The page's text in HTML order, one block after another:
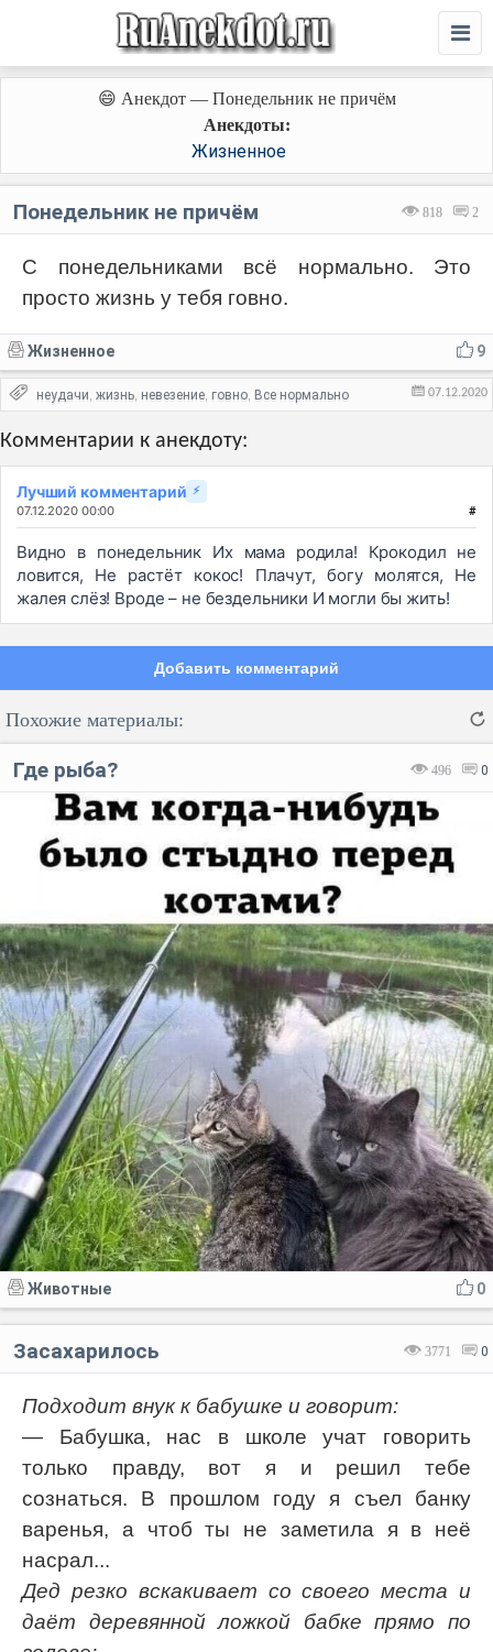
😄 Анекдот — Понедельник не причём
Анекдоты:
Жизненное
818 2
Понедельник не причём
С понедельниками всё нормально. Это
просто жизнь у тебя говно.
9
Жизненное
07.12.2020
неудачи, жизнь, невезение, говно, Все нормально
Комментарии к анекдоту:
Лучший комментарий ⚡
07.12.2020 00:00 #
Видно в понедельник Их мама родила! Крокодил не
ловится, Не растёт кокос! Плачут, богу молятся, Не
жалея слёз! Вроде – не бездельники И могли бы жить!
Добавить комментарий
Отмена Отправить
Похожие материалы:
496 0
Где рыба?
0
Животные
3771 0
Засахарилось
Подходит внук к бабушке и говорит:
— Бабушка, нас в школе учат говорить
только правду, вот я и решил тебе
сознаться. В прошлом году я съел банку
варенья, а чтоб ты не заметила я в неё
насрал...
Дед резко вскакивает со своего места и
даёт деревянной ложкой бабке прямо по